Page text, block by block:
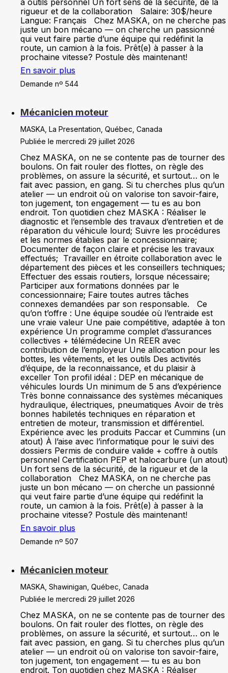
à outils personnel Un fort sens de la sécurité, de la
rigueur et de la collaboration Salaire: 30$/heure
Langue: Français Chez MASKA, on ne cherche pas
juste un bon mécano — on cherche un passionné
qui veut faire partie d’une équipe qui redéfinit la
route, un camion à la fois. Prêt(e) à passer à la
prochaine vitesse? Postule dès maintenant!
En savoir plus
Demande nº 544
Mécanicien moteur
MASKA, La Presentation, Québec, Canada
Publiée le mercredi 29 juillet 2026
Chez MASKA, on ne se contente pas de tourner des
boulons. On fait rouler des flottes, on règle des
problèmes, on assure la sécurité, et surtout… on le
fait avec passion, en gang. Si tu cherches plus qu’un
atelier — un endroit où on valorise ton savoir-faire,
ton jugement, ton engagement — tu es au bon
endroit. Ton quotidien chez MASKA : Réaliser le
diagnostic et l’ensemble des travaux d’entretien et de
réparation du véhicule lourd; Suivre les procédures
et les normes établies par le concessionnaire;
Documenter de façon claire et précise les travaux
effectués; Travailler en étroite collaboration avec le
département des pièces et les conseillers techniques;
Effectuer des essais routiers, lorsque nécessaire;
Participer aux formations données par le
concessionnaire; Faire toutes autres tâches
connexes demandées par son responsable. Ce
qu’on t’offre : Une équipe soudée où l’entraide est
une vraie valeur Une paie compétitive, adaptée à ton
expérience Un programme complet d’assurances
collectives + télémédecine Un REER avec
contribution de l’employeur Une allocation pour les
bottes, les vêtements, et les outils Des activités
d’équipe, de la reconnaissance, et du plaisir à
exceller Ton profil idéal : DEP en mécanique de
véhicules lourds Un minimum de 5 ans d’expérience
Très bonne connaissance des systèmes mécaniques
hydraulique, électriques, pneumatiques Avoir de très
bonnes habiletés techniques en réparation et
entretien de moteur, transmission et différentiel.
Expérience avec les produits Paccar et Cummins (un
atout) À l’aise avec l’informatique pour le suivi des
dossiers Permis de conduire valide + coffre à outils
personnel Certification PEP et halocarbure (un atout)
Un fort sens de la sécurité, de la rigueur et de la
collaboration Chez MASKA, on ne cherche pas
juste un bon mécano — on cherche un passionné
qui veut faire partie d’une équipe qui redéfinit la
route, un camion à la fois. Prêt(e) à passer à la
prochaine vitesse? Postule dès maintenant!
En savoir plus
Demande nº 507
Mécanicien moteur
MASKA, Shawinigan, Québec, Canada
Publiée le mercredi 29 juillet 2026
Chez MASKA, on ne se contente pas de tourner des
boulons. On fait rouler des flottes, on règle des
problèmes, on assure la sécurité, et surtout… on le
fait avec passion, en gang. Si tu cherches plus qu’un
atelier — un endroit où on valorise ton savoir-faire,
ton jugement, ton engagement — tu es au bon
endroit. Ton quotidien chez MASKA : Réaliser